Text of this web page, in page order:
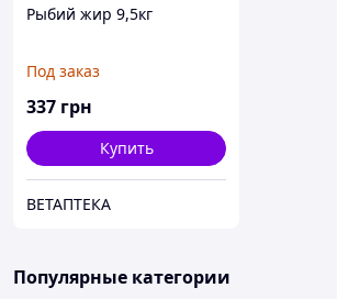
Рыбий жир 9,5кг
Под заказ
337 грн
Купить
ВЕТАПТЕКА
Популярные категории